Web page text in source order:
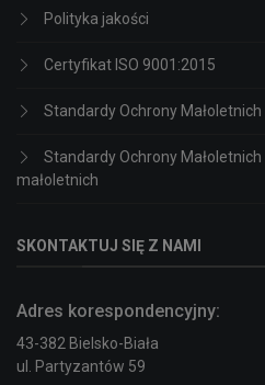
Polityka jakości
Certyfikat ISO 9001:2015
Standardy Ochrony Małoletnich
Standardy Ochrony
małoletnich
SKONTAKTUJ SIĘ Z NAMI
Adres korespondencyjny:
43-382 Bielsko-Biała
ul. Partyzantów 59